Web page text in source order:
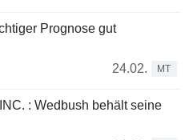
Prognose gut
24.02.
MT
: Wedbush behält seine